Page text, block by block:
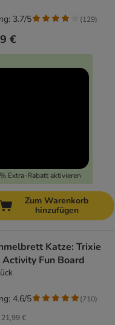
€
Extra-Rabatt aktivieren
3.7/5 (129)
Zum Warenkorb
hinzufügen
Katze: Trixie
Activity Fun Board
21,99 €
4.6/5 (710)